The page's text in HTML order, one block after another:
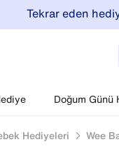
Tekrar eden
Doğum Günü
Hediyeleri Wee